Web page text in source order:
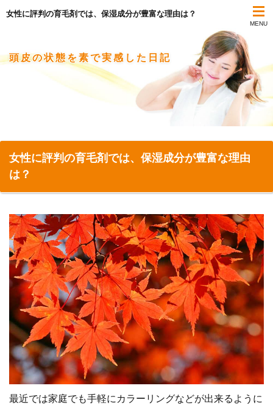
女性に評判の育毛剤では、保湿成分が豊富な理由は？
MENU
頭皮の状態を素で実感した日記
女性に評判の育毛剤では、保湿成分が豊富な理由
は？
最近では家庭でも手軽にカラーリングなどが出来るように